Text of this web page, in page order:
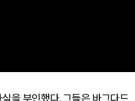
을 부인했다.그들은 바그다드